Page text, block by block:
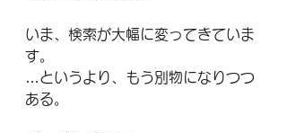
いま、検索が大幅に変ってきていま
す。
…というより、もう別物になりつつ
ある。